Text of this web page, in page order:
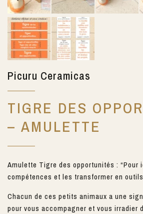
Picuru Ceramicas
TIGRE DES
– AMULETTE
Amulette Tigre des opportunités : “Pour
compétences et les transformer en
Chacun de ces petits animaux a une
pour vous accompagner et vous irradier